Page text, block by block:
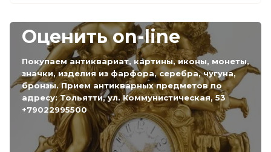
Оценить on-line
Покупаем антиквариат, картины, иконы, монеты,
значки, изделия из фарфора, серебра, чугуна,
бронзы. Прием антикварных предметов по
адресу: Тольятти, ул. Коммунистическая, 53
+79022995500